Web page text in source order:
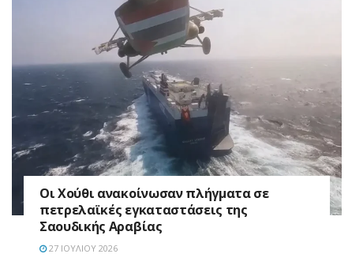
Οι Χούθι ανακοίνωσαν πλήγματα σε
πετρελαϊκές εγκαταστάσεις της
Σαουδικής Αραβίας
27 ΙΟΥΛΊΟΥ 2026